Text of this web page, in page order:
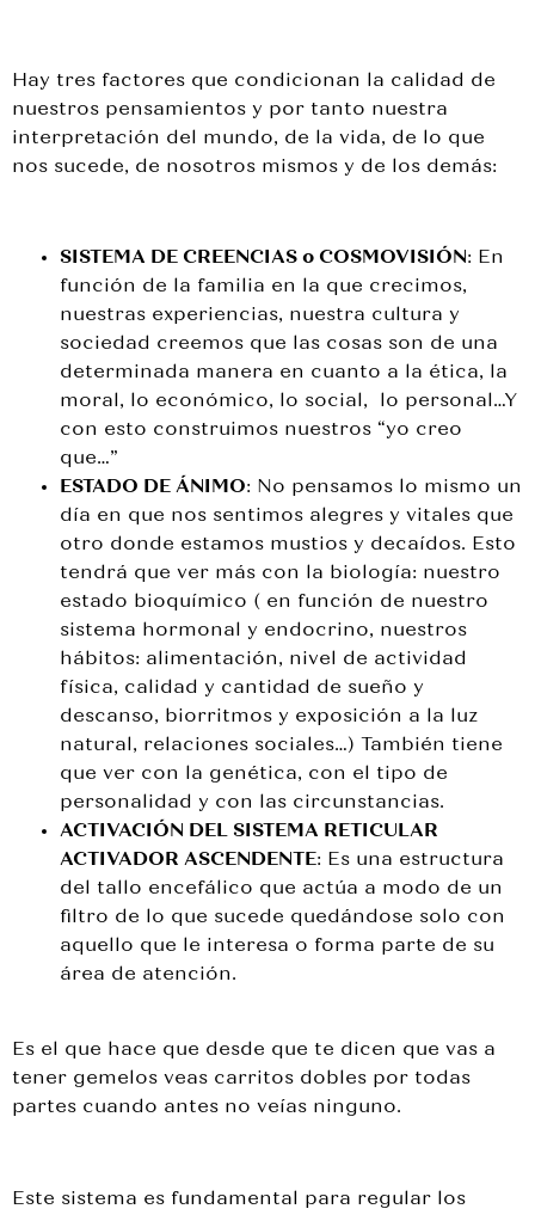
Hay tres factores que condicionan la calidad de
nuestros pensamientos y por tanto nuestra
interpretación del mundo, de la vida, de lo que
nos sucede, de nosotros mismos y de los demás:
SISTEMA DE CREENCIAS o COSMOVISIÓN: En
función de la familia en la que crecimos,
nuestras experiencias, nuestra cultura y
sociedad creemos que las cosas son de una
determinada manera en cuanto a la ética, la
moral, lo económico, lo social,
lo personal…Y
con esto construimos nuestros “yo creo
que…”
ESTADO DE ÁNIMO: No pensamos lo mismo un
día en que nos sentimos alegres y vitales que
otro donde estamos mustios y decaídos. Esto
tendrá que ver más con la biología: nuestro
estado bioquímico ( en función de nuestro
sistema hormonal y endocrino, nuestros
hábitos: alimentación, nivel de actividad
física, calidad y cantidad de sueño y
descanso, biorritmos y exposición a la luz
natural, relaciones sociales…) También tiene
que ver con la genética, con el tipo de
personalidad y con las circunstancias.
ACTIVACIÓN DEL SISTEMA RETICULAR
ACTIVADOR ASCENDENTE: Es una estructura
del tallo encefálico que actúa a modo de un
filtro de lo que sucede quedándose solo con
aquello que le interesa o forma parte de su
área de atención.
Es el que hace que desde que te dicen que vas a
tener gemelos veas carritos dobles por todas
partes cuando antes no veías ninguno.
Este sistema es fundamental para regular los